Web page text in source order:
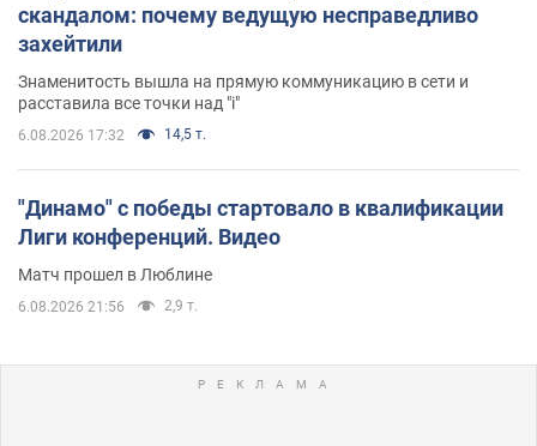
скандалом: почему ведущую несправедливо
захейтили
Знаменитость вышла на прямую коммуникацию в сети и
расставила все точки над "i"
6.08.2026 17:32 14,5 т.
"Динамо" с победы стартовало в квалификации
Лиги конференций. Видео
Матч прошел в Люблине
6.08.2026 21:56 2,9 т.